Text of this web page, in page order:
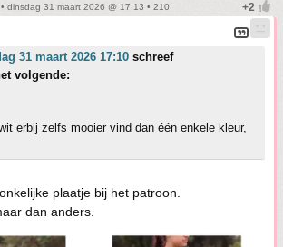
• dinsdag 31 maart 2026 @ 17:13 • 210
31 maart 2026 17:10 schreef
volgende:
erbij zelfs mooier vind dan één enkele kleur,
plaatje bij het patroon.
dan anders.